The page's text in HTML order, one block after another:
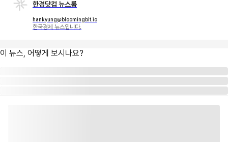
한경닷컴 뉴스룸
hankyung@bloomingbit.io
한국경제 뉴스입니다.
이 뉴스, 어떻게 보시나요?